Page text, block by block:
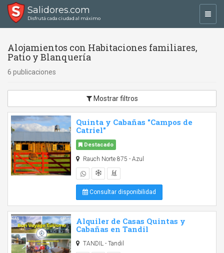
Salidores.com
Disfrutá cada ciudad al máximo
Alojamientos con Habitaciones familiares,
Patio y Blanquería
6 publicaciones
Mostrar filtros
Quinta y Cabañas "Campos de
Catriel"
Destacado
Rauch Norte 875 - Azul
Consultar disponibilidad
Alquiler de Casas Quintas y
Cabañas en Tandil
TANDIL - Tandil